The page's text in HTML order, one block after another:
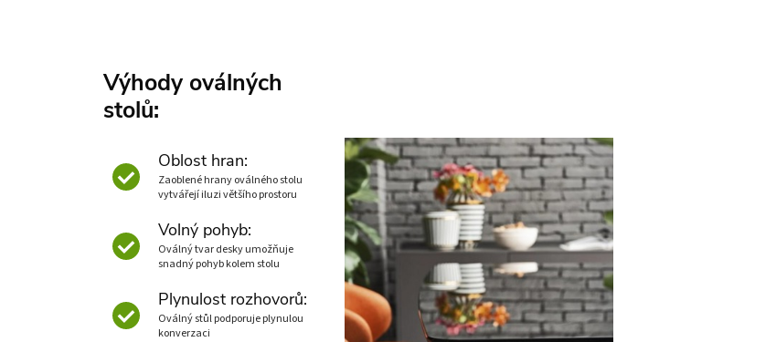
Výhody oválných
stolů:
Oblost hran:
Zaoblené hrany oválného stolu
vytvářejí iluzi většího prostoru
Volný pohyb:
Oválný tvar desky umožňuje
snadný pohyb kolem stolu
Plynulost rozhovorů:
Oválný stůl podporuje plynulou
konverzaci